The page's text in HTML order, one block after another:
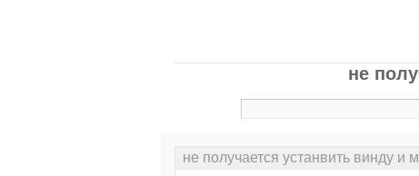
не
не получается устанвить винду и